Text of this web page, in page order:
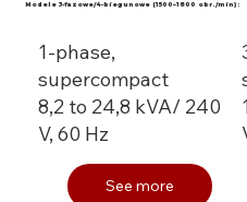
Modele 3-fazowe/4-biegunowe (1500–1800 obr./min):
1-phase,
supercompact
8,2 to 24,8 kVA/ 240
V, 60 Hz
See more